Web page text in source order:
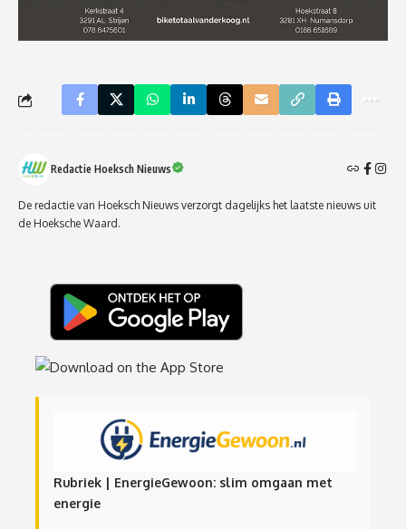
Redactie Hoeksch Nieuws
De redactie van Hoeksch Nieuws verzorgt dagelijks het laatste nieuws uit
de Hoeksche Waard.
Rubriek | EnergieGewoon: slim omgaan met
energie